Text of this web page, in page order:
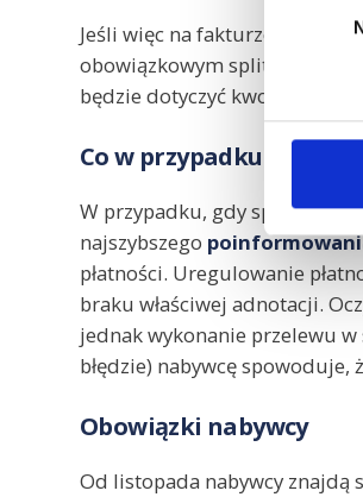
Jeśli więc na fakturze na
obowiązkowym split payment
będzie dotyczyć kwoty VAT w
Co w przypadku
W przypadku, gdy
najszybszego
płatności. Uregulowanie
braku właściwej adnotacji.
jednak wykonanie przelewu
błędzie) nabywcę spowoduje,
Obowiązki nabywcy
Od listopada nabywcy znajdą